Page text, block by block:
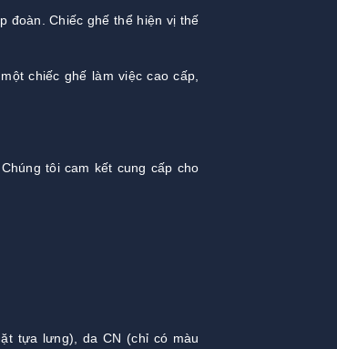
đoàn. Chiếc ghế thể hiện vị thế
chiếc ghế làm việc cao cấp,
tôi cam kết cung cấp cho
tựa lưng), da CN (chỉ có màu